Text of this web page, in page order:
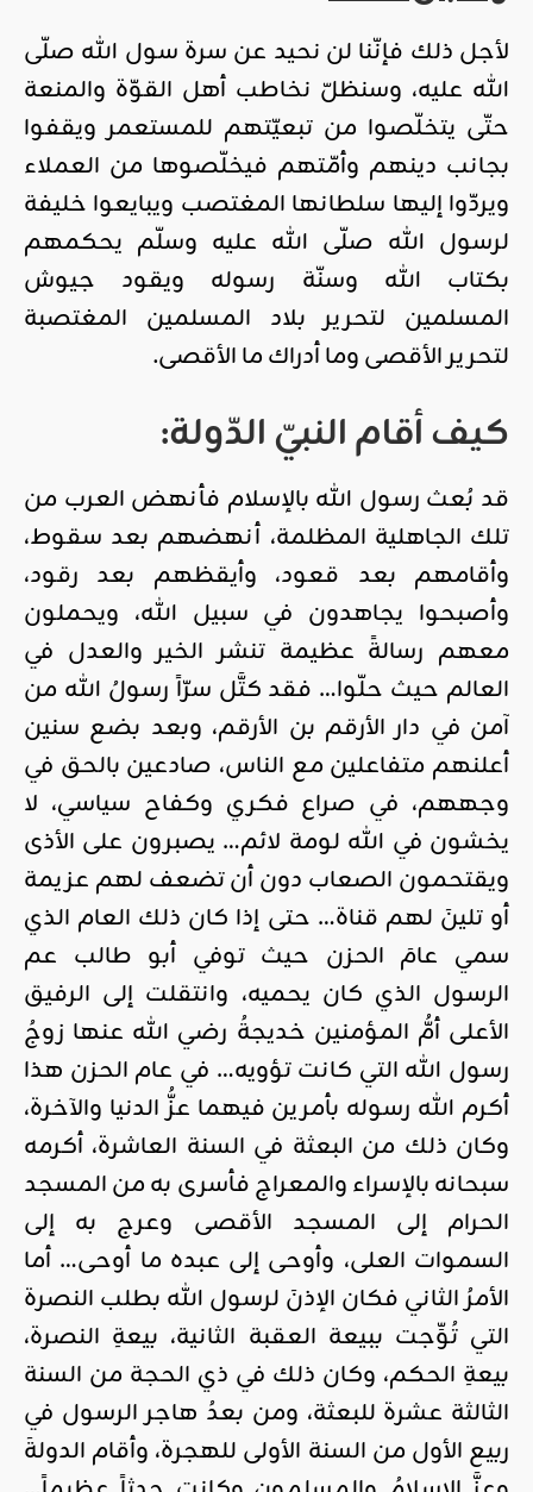
لأجل ذلك فإنّنا لن نحيد عن سرة سول الله صلّى
الله عليه، وسنظلّ نخاطب أهل القوّة والمنعة
حتّى يتخلّصوا من تبعيّتهم للمستعمر ويقفوا
بجانب دينهم وأمّتهم فيخلّصوها من العملاء
ويردّوا إليها سلطانها المغتصب ويبايعوا خليفة
لرسول الله صلّى الله عليه وسلّم يحكمهم
بكتاب الله وسنّة رسوله ويقود جيوش
المسلمين لتحرير بلاد المسلمين المغتصبة
لتحرير الأقصى وما أدراك ما الأقصى.
كيف أقام النبيّ الدّولة:
قد بُعث رسول الله بالإسلام فأنهض العرب من
تلك الجاهلية المظلمة، أنهضهم بعد سقوط،
وأقامهم بعد قعود، وأيقظهم بعد رقود،
وأصبحوا يجاهدون في سبيل الله، ويحملون
معهم رسالةً عظيمة تنشر الخير والعدل في
العالم حيث حلّوا… فقد كتَّل سرّاً رسولُ الله من
آمن في دار الأرقم بن الأرقم، وبعد بضع سنين
أعلنهم متفاعلين مع الناس، صادعين بالحق في
وجههم، في صراع فكري وكفاح سياسي، لا
يخشون في الله لومة لائم… يصبرون على الأذى
ويقتحمون الصعاب دون أن تضعف لهم عزيمة
أو تلينَ لهم قناة… حتى إذا كان ذلك العام الذي
سمي عامَ الحزن حيث توفي أبو طالب عم
الرسول الذي كان يحميه، وانتقلت إلى الرفيق
الأعلى أمُّ المؤمنين خديجةُ رضي الله عنها زوجُ
رسول الله التي كانت تؤويه… في عام الحزن هذا
أكرم الله رسوله بأمرين فيهما عزُّ الدنيا والآخرة،
وكان ذلك من البعثة في السنة العاشرة، أكرمه
سبحانه بالإسراء والمعراج فأسرى به من المسجد
الحرام إلى المسجد الأقصى وعرج به إلى
السموات العلى، وأوحى إلى عبده ما أوحى… أما
الأمرُ الثاني فكان الإذنَ لرسول الله بطلب النصرة
التي تُوِّجت ببيعة العقبة الثانية، بيعةِ النصرة،
بيعةِ الحكم، وكان ذلك في ذي الحجة من السنة
الثالثة عشرة للبعثة، ومن بعدُ هاجر الرسول في
ربيع الأول من السنة الأولى للهجرة، وأقام الدولةَ